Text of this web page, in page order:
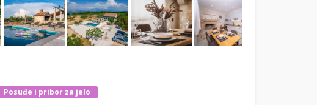
Posuđe i pribor za jelo